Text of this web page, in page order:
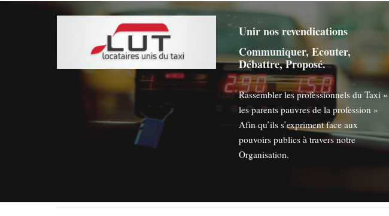
Unir nos revendications
Communiquer, Ecouter,
Débattre, Proposé.
Rassembler les professionnels du Taxi «
les parents pauvres de la profession »
Afin qu’ils s’expriment face aux
pouvoirs publics à travers notre
Organisation.